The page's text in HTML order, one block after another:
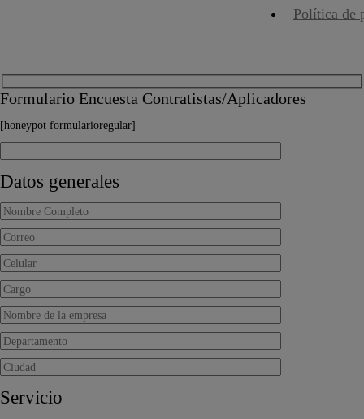
Política de
Formulario Encuesta Contratistas/Aplicadores
[honeypot formularioregular]
Datos generales
Servicio